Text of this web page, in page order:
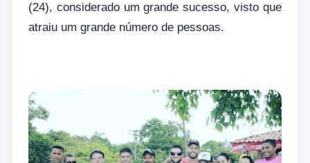
(24), considerado um grande sucesso, visto que
atraiu um grande número de pessoas.